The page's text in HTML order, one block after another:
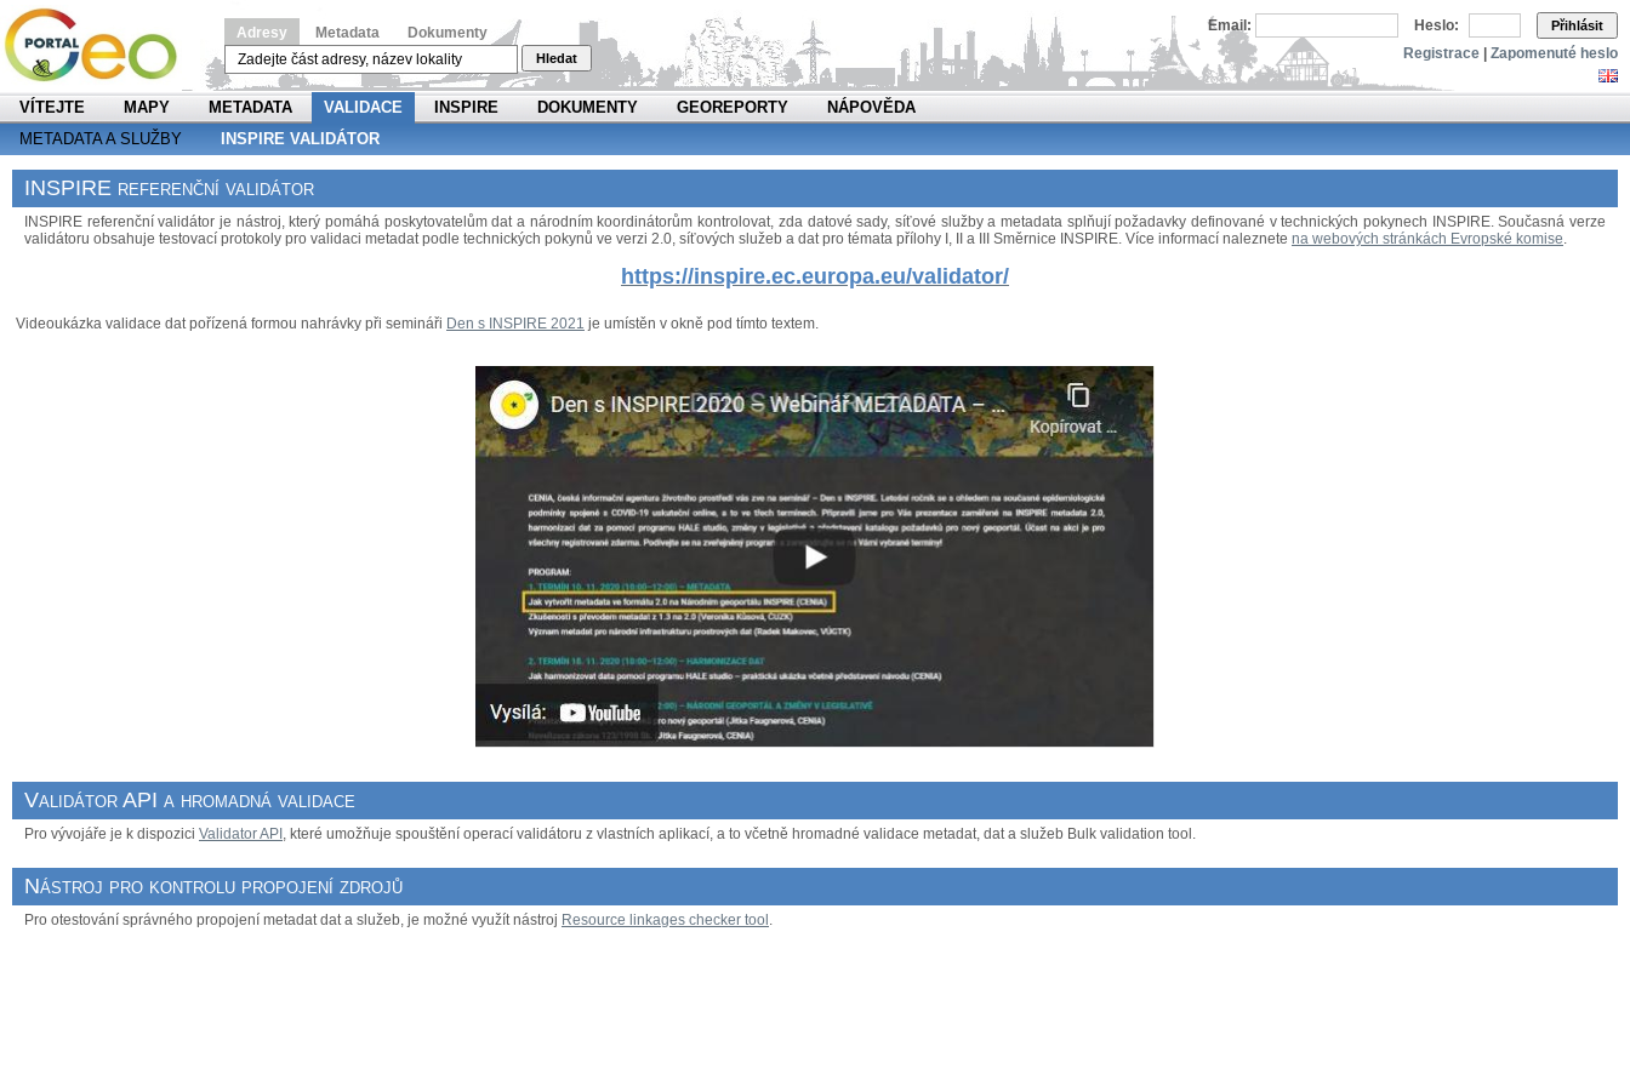
Adresy Metadata Dokumenty
Hledat
Email: Heslo: Přihlásit
Registrace Zapomenuté heslo
VÍTEJTE MAPY METADATA VALIDACE INSPIRE DOKUMENTY GEOREPORTY
NÁPOVĚDA
METADATA A SLUŽBY
INSPIRE VALIDÁTOR
INSPIRE referenční validátor
INSPIRE referenční validátor je nástroj, který pomáhá poskytovatelům dat a národním koordinátorům kontrolovat, zda datové sady, síťové služby a metadata splňují požadavky definované v technických pokynech INSPIRE. Současná verze
validátoru obsahuje testovací protokoly pro validaci metadat podle technických pokynů ve verzi 2.0, síťových služeb a dat pro témata přílohy I, II a III Směrnice INSPIRE. Více informací naleznete na webových stránkách Evropské komise.
https://inspire.ec.europa.eu/validator/
Videoukázka validace dat pořízená formou nahrávky při semináři Den s INSPIRE 2021 je umístěn v okně pod tímto textem.
Validátor API a hromadná validace
Pro vývojáře je k dispozici Validator API , které umožňuje spouštění operací validátoru z vlastních aplikací, a to včetně hromadné validace metadat, dat a služeb Bulk validation tool.
Nástroj pro kontrolu propojení zdrojů
Pro otestování správného propojení metadat dat a služeb, je možné využít nástroj Resource linkages checker tool .